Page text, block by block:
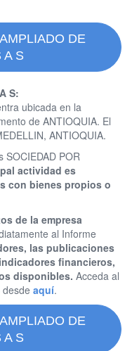
DE
A S
S:
ubicada en la
de ANTIOQUIA. El
ANTIOQUIA.
SOCIEDAD POR
actividad es
con bienes propios o
de la empresa
al Informe
las publicaciones
indicadores financieros,
disponibles. Acceda al
aquí.
DE
A S